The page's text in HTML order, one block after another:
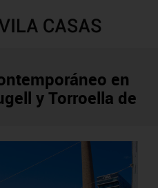
en
y Torroella de